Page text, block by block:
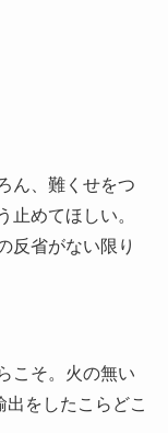
ん、難くせをつ
止めてほしい。
反省がない限り
こそ。火の無い
をしたこらどこ